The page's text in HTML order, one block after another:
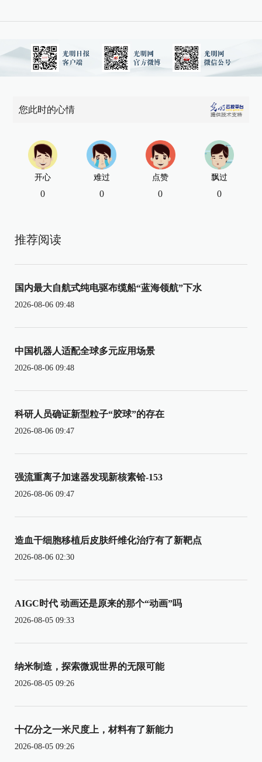
您此时的心情
开心
0
难过
0
点赞
0
飘过
0
推荐阅读
国内最大自航式纯电驱布缆船“蓝海领航”下水
2026-08-06 09:48
中国机器人适配全球多元应用场景
2026-08-06 09:48
科研人员确证新型粒子“胶球”的存在
2026-08-06 09:47
强流重离子加速器发现新核素铪-153
2026-08-06 09:47
造血干细胞移植后皮肤纤维化治疗有了新靶点
2026-08-06 02:30
AIGC时代 动画还是原来的那个“动画”吗
2026-08-05 09:33
纳米制造，探索微观世界的无限可能
2026-08-05 09:26
十亿分之一米尺度上，材料有了新能力
2026-08-05 09:26